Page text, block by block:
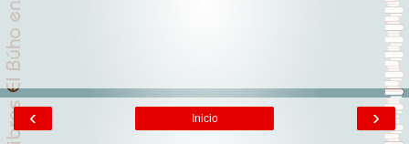
‹ ›
Inicio